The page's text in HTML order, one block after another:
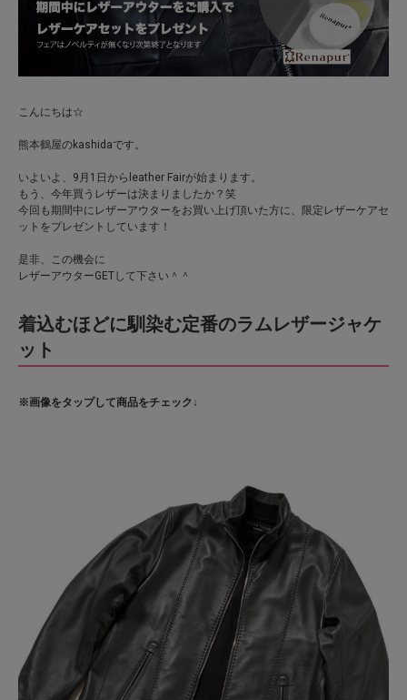
こんにちは☆
熊本鶴屋のkashidaです。
いよいよ、9月1日から leather Fairが始まります。
もう、今年買うレザーは決まりましたか？笑
今回も期間中にレザーアウターをお買い上げ頂いた方に、限定レザーケアセ
ットをプレゼントしています！
是非、この機会に
レザーアウターGETして下さい＾＾
着込むほどに馴染む定番のラムレザージャケ
ット
※画像をタップして商品をチェック↓